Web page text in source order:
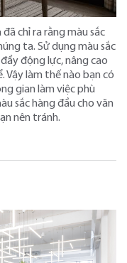
chỉ ra rằng màu sắc
ta. Sử dụng màu sắc
động lực, nâng cao
làm thế nào bạn có
gian làm việc phù
sắc hàng đầu cho văn
nên tránh.